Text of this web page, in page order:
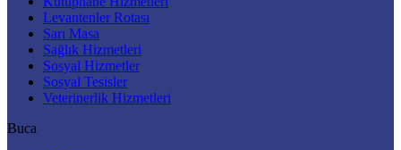
Levantenler Rotası
Sarı Masa
Sağlık Hizmetleri
Sosyal Hizmetler
Sosyal Tesisler
Veterinerlik Hizmetleri
Buca